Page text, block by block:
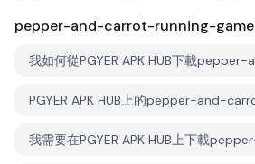
pepper-and-carrot-running-game